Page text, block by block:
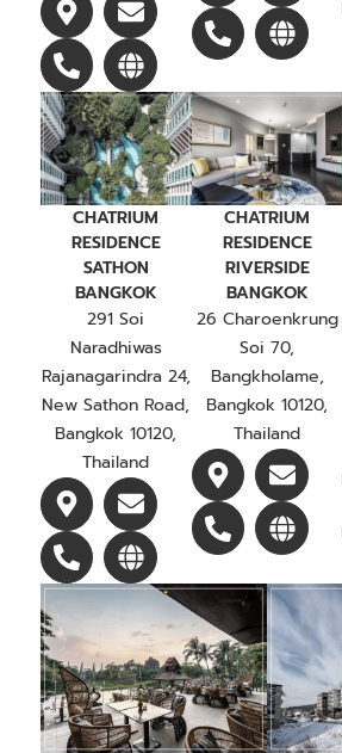
CHATRIUM
RESIDENCE
SATHON
BANGKOK
291 Soi
Naradhiwas
Rajanagarindra 24,
New Sathon Road,
Bangkok 10120,
Thailand
CHATRIUM
RESIDENCE
RIVERSIDE
BANGKOK
26 Charoenkrung
Soi 70,
Bangkholame,
Bangkok 10120,
Thailand